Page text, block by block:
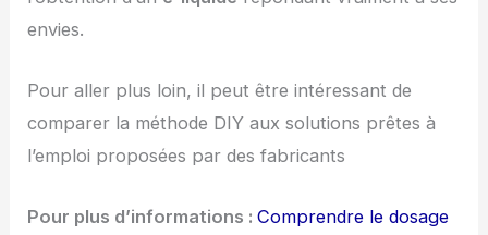
envies.
Pour aller plus loin, il peut être intéressant de
comparer la méthode DIY aux solutions prêtes à
l’emploi proposées par des fabricants
Pour plus d’informations :Comprendre le dosage